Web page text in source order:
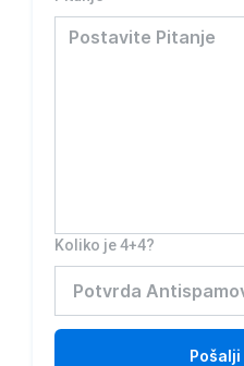
Koliko je 4+4?
Pošalji